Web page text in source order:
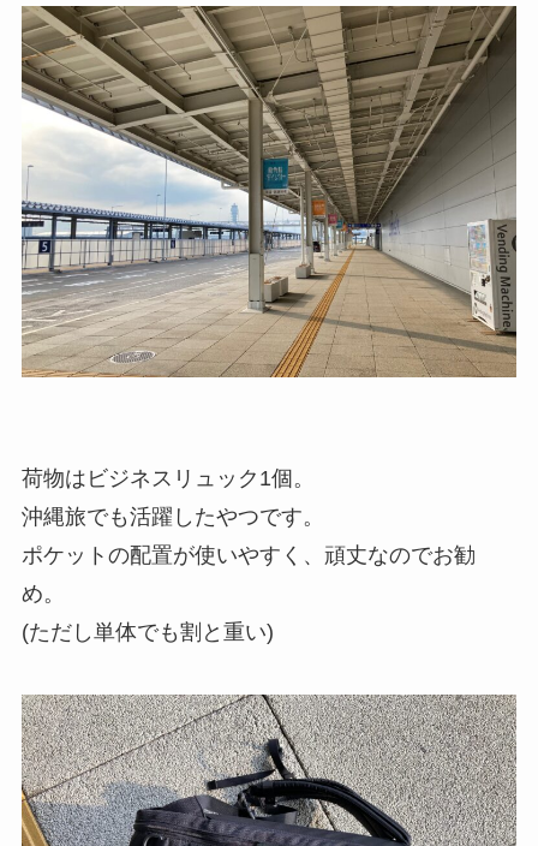
荷物はビジネスリュック1個。
沖縄旅でも活躍したやつです。
ポケットの配置が使いやすく、頑丈なのでお勧
め。
(ただし単体でも割と重い)